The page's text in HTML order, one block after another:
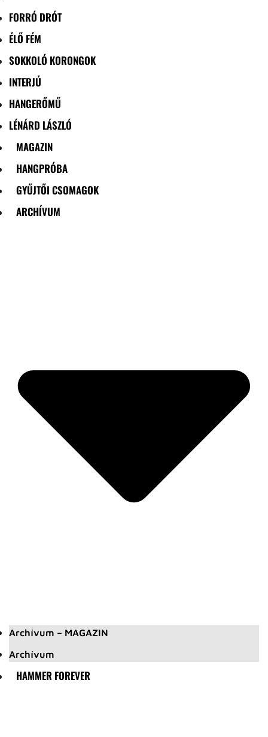
FORRÓ DRÓT
ÉLŐ FÉM
SOKKOLÓ KORONGOK
INTERJÚ
HANGERŐMŰ
LÉNÁRD LÁSZLÓ
MAGAZIN
HANGPRÓBA
GYŰJTŐI CSOMAGOK
ARCHÍVUM
Archívum – MAGAZIN
Archívum
HAMMER FOREVER